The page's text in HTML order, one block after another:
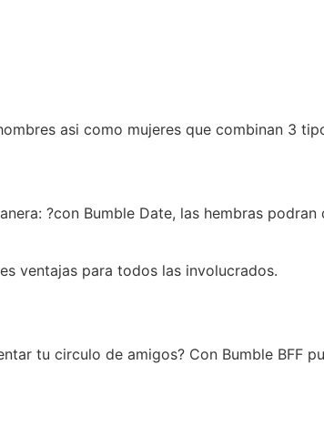
asi­ como mujeres que combinan 3
?con Bumble Date, las hembras
ventajas para todos las involucrados.
tu circulo de amigos? Con Bumble BFF